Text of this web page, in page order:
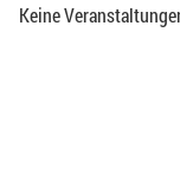
Keine